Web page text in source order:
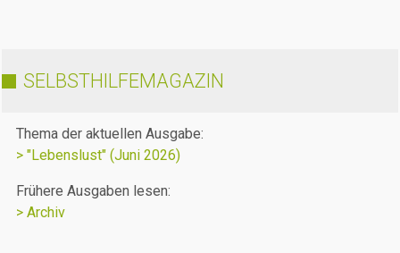
SELBSTHILFEMAGAZIN
Thema der aktuellen Ausgabe:
> "Lebenslust" (Juni 2026)
Frühere Ausgaben lesen:
> Archiv